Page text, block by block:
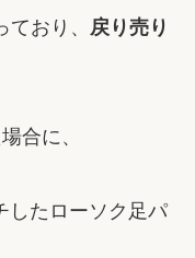
おり、 戻り売り
合に、
したローソク足パ